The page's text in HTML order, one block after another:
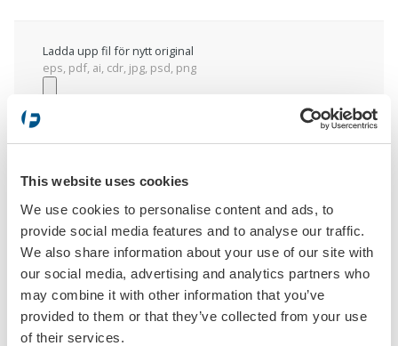
This website uses cookies
We use cookies to personalise content and ads, to
provide social media features and to analyse our traffic.
We also share information about your use of our site with
our social media, advertising and analytics partners who
may combine it with other information that you’ve
provided to them or that they’ve collected from your use
of their services.
Ladda upp fil för nytt original
eps, pdf, ai, cdr, jpg, psd, png
LÄGG I VARUKORGEN